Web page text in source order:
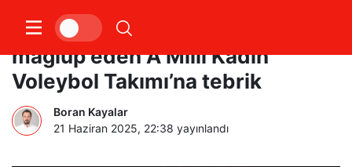
Bakan Bak’tan Güney Kore’yi
mağlup eden A Milli Kadın
Voleybol Takımı’na tebrik
Boran Kayalar
21 Haziran 2025, 22:38 yayınlandı